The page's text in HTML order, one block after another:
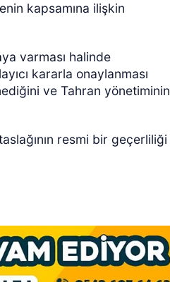
kapsamına ilişkin
varması halinde
kararla onaylanması
ve Tahran yönetiminin
resmi bir geçerliliği